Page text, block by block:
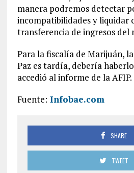
manera podremos detectar
incompatibilidades y liquidar
transferencia de ingresos del
Para la fiscalía de Marijuán,
Paz es tardía, debería
accedió al informe de la AFIP.
Fuente: Infobae.com
SHARE
TWEET